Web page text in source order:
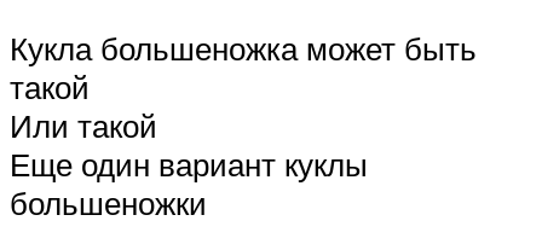
Кукла большеножка может быть
такой
Или такой
Еще один вариант куклы
большеножки